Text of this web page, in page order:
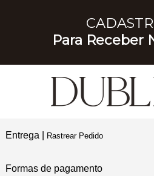
Para Receber
Entrega | Rastrear Pedido
Formas de pagamento